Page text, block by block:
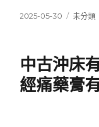
發
2025-05-30
分
未分類
中古沖床
經痛藥膏